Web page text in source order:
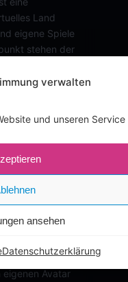
verwalten
und unseren
ansehen
Datenschutzerklärung
Land
eigene Spiele
stehen der
Sie, was
VR-
als NFTs
Avatar